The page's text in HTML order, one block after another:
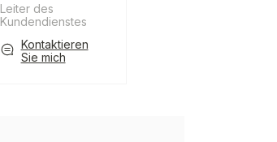
Leiter des
Kundendienstes
Kontaktieren
Sie mich